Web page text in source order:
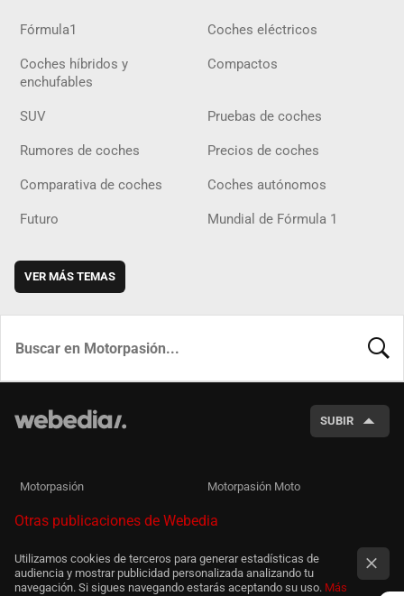
Fórmula1 Coches eléctricos
Coches híbridos y
enchufables
Compactos
SUV Pruebas de coches
Rumores de coches Precios de coches
Comparativa de coches Coches autónomos
Futuro Mundial de Fórmula 1
VER MÁS TEMAS
SUBIR
Motorpasión Motorpasión Moto
Otras publicaciones de Webedia
Utilizamos cookies de terceros para generar estadísticas de
audiencia y mostrar publicidad personalizada analizando tu
navegación. Si sigues navegando estarás aceptando su uso. Más